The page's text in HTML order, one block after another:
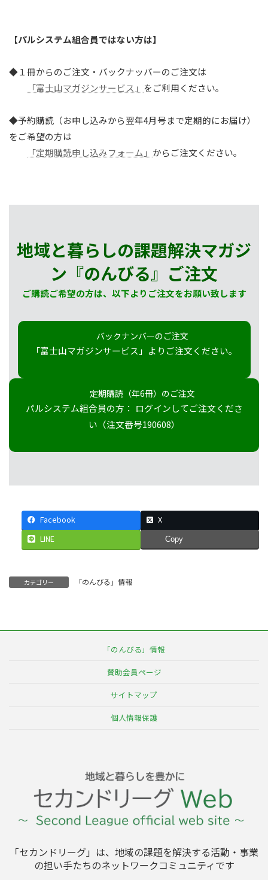
【パルシステム組合員ではない方は】
◆１冊からのご注文・バックナッバーのご注文は
「富士山マガジンサービス」 をご利用ください。
◆予約購読（お申し込みから翌年4月号まで定期的にお届け）
をご希望の方は
「定期購読申し込みフォーム」 からご注文ください。
地域と暮らしの課題解決マガジ
ン『のんびる』 ご注文
ご購読ご希望の方は、以下よりご注文をお願い致します
バックナンバーのご注文
「富士山マガジンサービス」よりご注文ください。
定期購読（年6冊）のご注文
パルシステム組合員の方： ログインしてご注文くださ
い（注文番号190608）
Facebook
X
LINE
Copy
カテゴリー 「のんびる」情報
「のんびる」情報
賛助会員ページ
サイトマップ
個人情報保護
「セカンドリーグ」は、地域の課題を解決する活動・事業
の担い手たちのネットワークコミュニティです